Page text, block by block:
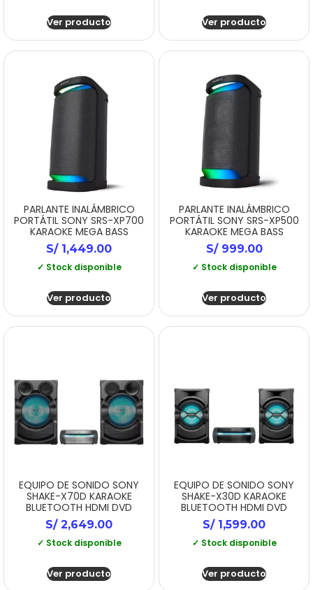
Ver producto Ver producto
PARLANTE INALÁMBRICO
PORTÁTIL SONY SRS-XP700
KARAOKE MEGA BASS
S/1,449.00
✓ Stock disponible
Ver producto
PARLANTE INALÁMBRICO
PORTÁTIL SONY SRS-XP500
KARAOKE MEGA BASS
S/999.00
✓ Stock disponible
Ver producto
EQUIPO DE SONIDO SONY
SHAKE-X70D KARAOKE
BLUETOOTH HDMI DVD
S/2,649.00
✓ Stock disponible
Ver producto
EQUIPO DE SONIDO SONY
SHAKE-X30D KARAOKE
BLUETOOTH HDMI DVD
S/1,599.00
✓ Stock disponible
Ver producto